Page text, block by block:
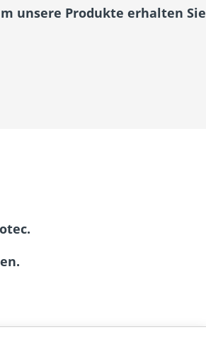
unsere Produkte erhalten Sie